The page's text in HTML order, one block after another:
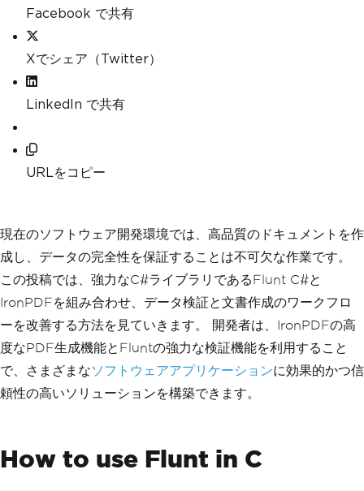
Facebook で共有
Xでシェア（Twitter）
LinkedIn で共有
URLをコピー
現在のソフトウェア開発環境では、高品質のドキュメントを作
成し、データの完全性を保証することは不可欠な作業です。
この投稿では、強力なC#ライブラリであるFlunt C#と
IronPDFを組み合わせ、データ検証と文書作成のワークフロ
ーを改善する方法を見ていきます。 開発者は、IronPDFの高
度なPDF生成機能とFluntの強力な検証機能を利用すること
で、さまざまなソフトウェアアプリケーションに効果的かつ信
頼性の高いソリューションを構築できます。
How to use Flunt in C